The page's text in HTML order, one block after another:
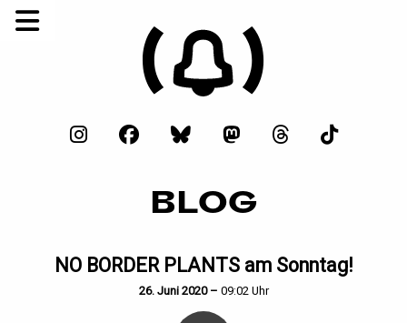
BLOG
NO BORDER PLANTS am Sonntag!
26. Juni 2020 – 09:02 Uhr